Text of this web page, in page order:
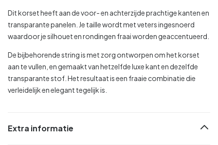
Dit korset heeft aan de voor- en achterzijde prachtige kanten en
transparante panelen. Je taille wordt met veters ingesnoerd
waardoor je silhouet en rondingen fraai worden geaccentueerd.
De bijbehorende string is met zorg ontworpen om het korset
aan te vullen, en gemaakt van hetzelfde luxe kant en dezelfde
transparante stof. Het resultaat is een fraaie combinatie die
verleidelijk en elegant tegelijk is.
Extra informatie